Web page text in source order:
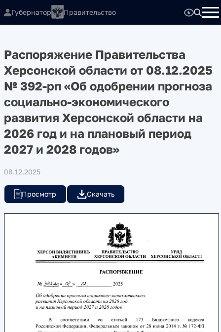
Губернатор Правительство
Распоряжение Правительства
Херсонской области от 08.12.2025
№ 392-рп «Об одобрении прогноза
социально-экономического
развития Херсонской области на
2026 год и на плановый период
2027 и 2028 годов»
08.12.2025
Просмотр Скачать